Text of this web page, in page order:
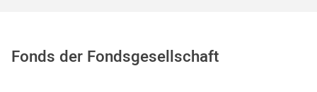
Fonds der Fondsgesellschaft